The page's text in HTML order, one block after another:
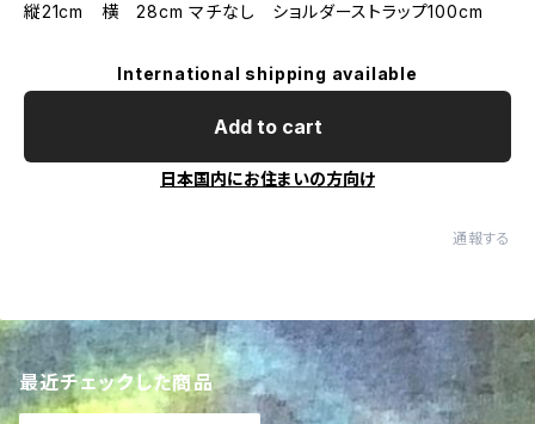
縦21cm 横 28cm マチなし ショルダーストラップ100cm
International shipping available
Add to cart
日本国内にお住まいの方向け
通報する
最近チェックした商品